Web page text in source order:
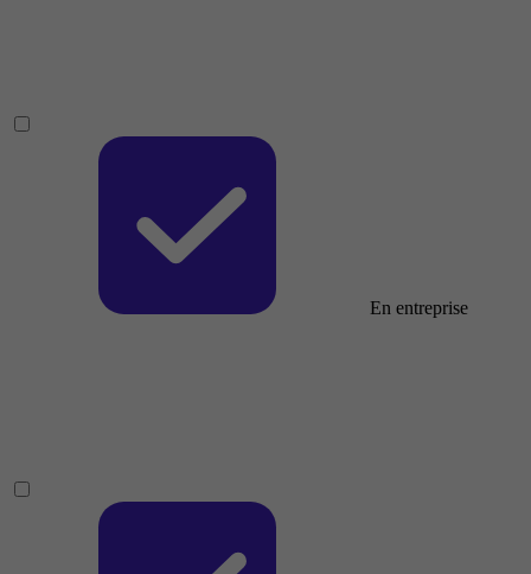
En entreprise